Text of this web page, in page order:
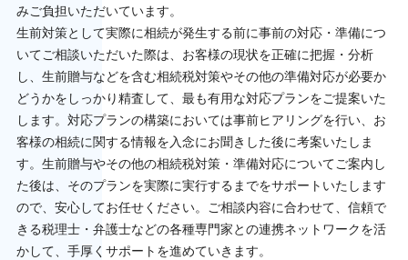
みご負担いただいています。
生前対策として実際に相続が発生する前に事前の対応・準備につ
いてご相談いただいた際は、お客様の現状を正確に把握・分析
し、生前贈与などを含む相続税対策やその他の準備対応が必要か
どうかをしっかり精査して、最も有用な対応プランをご提案いた
します。対応プランの構築においては事前ヒアリングを行い、お
客様の相続に関する情報を入念にお聞きした後に考案いたしま
す。生前贈与やその他の相続税対策・準備対応についてご案内し
た後は、そのプランを実際に実行するまでをサポートいたします
ので、安心してお任せください。ご相談内容に合わせて、信頼で
きる税理士・弁護士などの各種専門家との連携ネットワークを活
かして、手厚くサポートを進めていきます。